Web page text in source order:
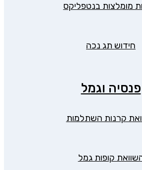
מומלצות בנטפליקס
חידוש תג נכה
פנסיה וגמל
קרנות השתלמות
קופות גמל